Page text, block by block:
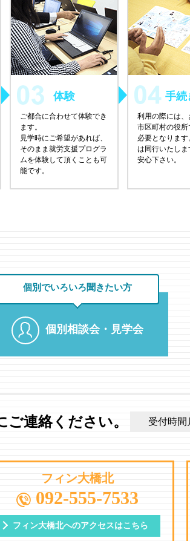
体験
ご都合に合わせて体験でき
ます。
見学時にご希望があれば、
そのまま就労支援プログラ
ムを体験して頂くことも可
能です。
手続
利用の際には
市区町村の役
必要となりま
は同行いたし
安心下さい。
個別でいろいろ聞きたい方
個別相談会・見学会
連絡ください。 受付時間
フィン大橋北
092-555-7533
フィン大橋北へのアクセスはこちら